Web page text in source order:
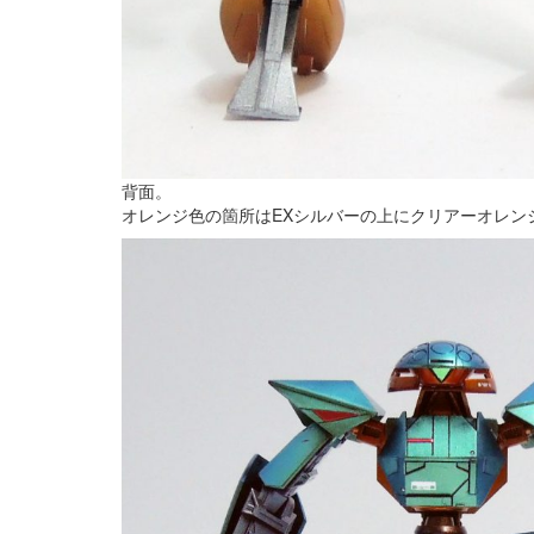
背面。
オレンジ色の箇所はEXシルバーの上にクリアーオレン